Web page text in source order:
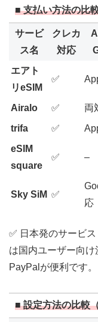
■ 支払い方法の比
サービ
ス名
クレカ
対応
エアト
リeSIM
✅
Airalo
✅ 両
trifa
✅
eSIM
square
✅ –
Sky SiM ✅
応
✅ 日本発のサービ
は国内ユーザー向
PayPalが便利です。
■ 設定方法の比較